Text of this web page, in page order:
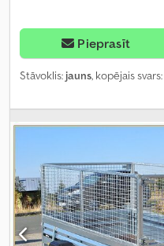
Pieprasīt
Stāvoklis: jauns, kopējais svars: